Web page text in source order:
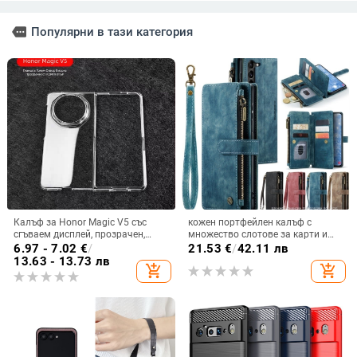
more Популярни в тази категория
Калъф за Honor Magic V5 със
сгъваем дисплей, прозрачен,
лъскав, PC материал
6.97 - 7.02 €/
13.63 - 13.73 лв
add_shopping_cart
кожен портфейлен калъф с
множество слотове за карти и
цип за iPhone 11–17 Pro Max, XR,
21.53 €/42.11 лв
add_shopping_cart